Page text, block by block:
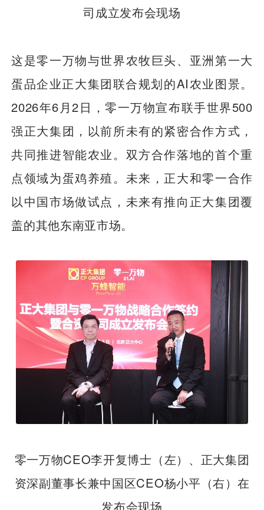
司成立发布会现场
这是零一万物与世界农牧巨头、亚洲第一大
蛋品企业正大集团联合规划的AI农业图景。
2026年6月2日，零一万物宣布联手世界500
强正大集团，以前所未有的紧密合作方式，
共同推进智能农业。双方合作落地的首个重
点领域为蛋鸡养殖。未来，正大和零一合作
以中国市场做试点，未来有推向正大集团覆
盖的其他东南亚市场。
零一万物CEO李开复博士（左）、正大集团
资深副董事长兼中国区CEO杨小平（右）在
发布会现场